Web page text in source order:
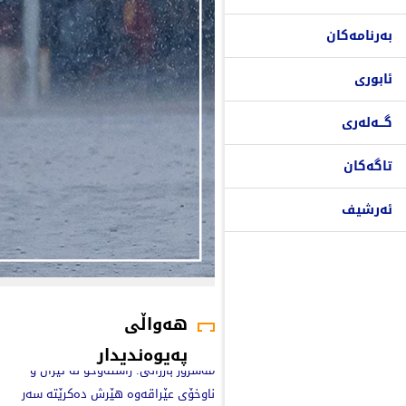
بەرنامەکان
ئابوری
گـــەلەری
تاگەکان
ئەرشیف
هەواڵی
پەیوەندیدار
مەسرور بارزانی: راستەوخۆ لە ئێران و
ناوخۆی عێراقەوە هێرش دەکرێتە سەر